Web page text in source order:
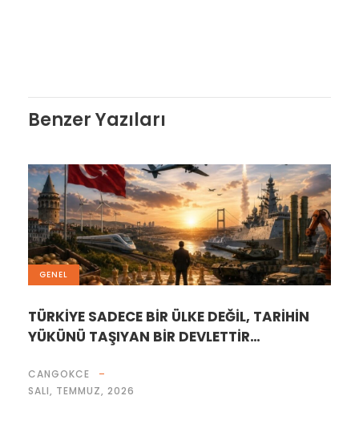
Benzer Yazıları
GENEL
TÜRKİYE SADECE BİR ÜLKE DEĞİL, TARİHİN
YÜKÜNÜ TAŞIYAN BİR DEVLETTİR…
CANGOKCE
SALI, TEMMUZ, 2026